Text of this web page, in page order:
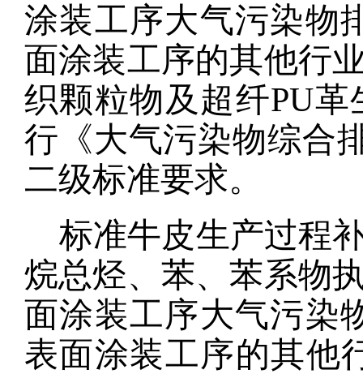
涂装工序大气污染物
面涂装工序的其他行
织颗粒物及超纤PU
行《大气污染物综合
二级标准要求。
标准牛皮生产过程
烷总烃、苯、苯系物
面涂装工序大气污染
表面涂装工序的其他